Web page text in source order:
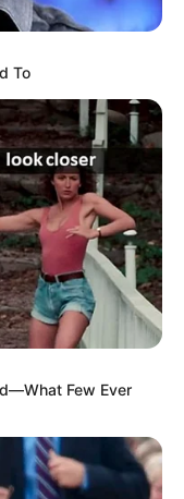
To
Few Ever